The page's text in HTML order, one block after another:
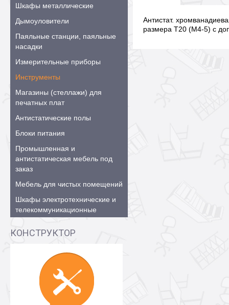
Шкафы металлические
Дымоуловители
Паяльные станции, паяльные
насадки
Измерительные приборы
Инструменты
Магазины (стеллажи) для
печатных плат
Антистатические полы
Блоки питания
Промышленная и
антистатическая мебель под
заказ
Мебель для чистых помещений
Шкафы электротехнические и
телекоммуникационные
КОНСТРУКТОР
Антистат.
размера T20 (M4-5) с